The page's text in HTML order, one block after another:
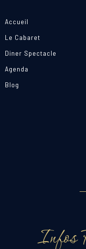
Accueil
Le Cabaret
Diner Spectacle
Agenda
Blog
Infos